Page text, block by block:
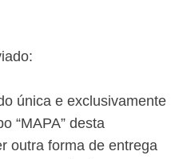
única e exclusivamente
“MAPA” desta
outra forma de entrega